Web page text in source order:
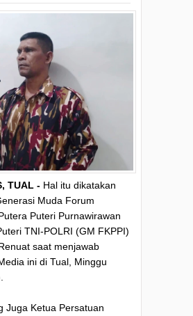
TUAL - Hal itu dikatakan
Muda Forum
Puteri Purnawirawan
TNI-POLRI (GM FKPPI)
saat menjawab
ini di Tual, Minggu
Juga Ketua Persatuan